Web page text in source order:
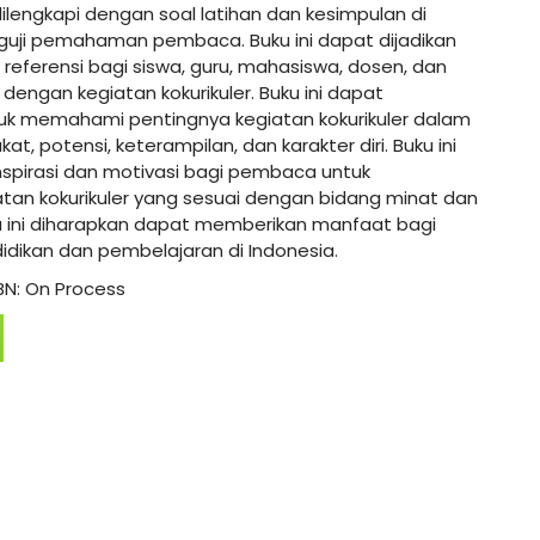
dengan soal latihan dan kesimpulan di
pemahaman pembaca. Buku ini dapat dijadikan
bagi siswa, guru, mahasiswa, dosen, dan
kegiatan kokurikuler. Buku ini dapat
memahami pentingnya kegiatan kokurikuler dalam
potensi, keterampilan, dan karakter diri. Buku ini
dan motivasi bagi pembaca untuk
kokurikuler yang sesuai dengan bidang minat dan
ini diharapkan dapat memberikan manfaat bagi
dan pembelajaran di Indonesia.
On Process